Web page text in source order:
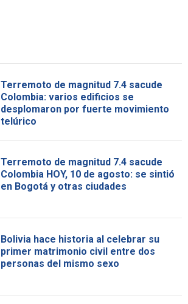
Terremoto de magnitud 7.4 sacude
Colombia: varios edificios se
desplomaron por fuerte movimiento
telúrico
Terremoto de magnitud 7.4 sacude
Colombia HOY, 10 de agosto: se sintió
en Bogotá y otras ciudades
Bolivia hace historia al celebrar su
primer matrimonio civil entre dos
personas del mismo sexo